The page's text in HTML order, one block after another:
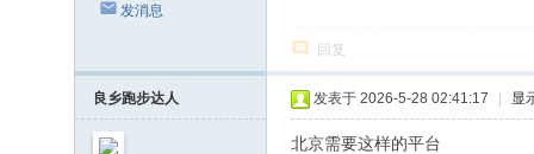
发消息
回复
良乡跑步达人 发表于 2026-5-28 02:41:17 显
北京需要这样的平台